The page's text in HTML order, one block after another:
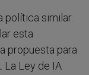
política similar.
esta
propuesta para
La Ley de IA